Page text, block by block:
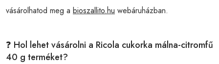
vásárolhatod meg a bioszallito.hu webáruházban.
❓ Hol lehet vásárolni a Ricola cukorka málna-citromfű
40 g terméket?